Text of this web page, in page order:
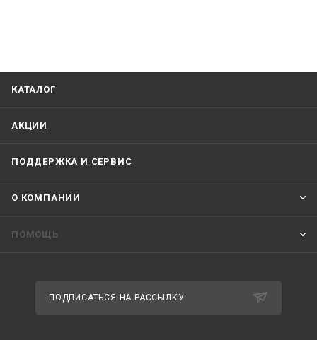
КАТАЛОГ
АКЦИИ
ПОДДЕРЖКА И СЕРВИС
О КОМПАНИИ
ПОМОЩЬ
ПОДПИСАТЬСЯ НА РАССЫЛКУ